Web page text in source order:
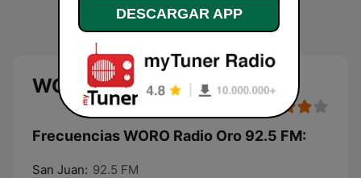
WORO Radio Oro 92.5 FM
Frecuencias WORO Radio Oro 92.5 FM:
San Juan: 92.5 FM
DESCARGAR APP